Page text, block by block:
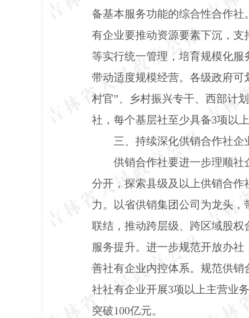
备基本服务功能的综合性合作
有企业要推动资源要素下沉，支
等实行统一管理，培育规模化服
带动适度规模经营。各级政府可
村官”、乡村振兴专干、西部计
社，每个基层社至少具备3项以
三、持续深化供销合作社企
供销合作社要进一步理顺
分开，探索县级及以上供销合
力。以省供销集团公司为龙头
联结，推动跨层级、跨区域股
服务提升。进一步规范开放办
善社有企业内控体系。规范供销
社社有企业开展3项以上主营业
突破100亿元。